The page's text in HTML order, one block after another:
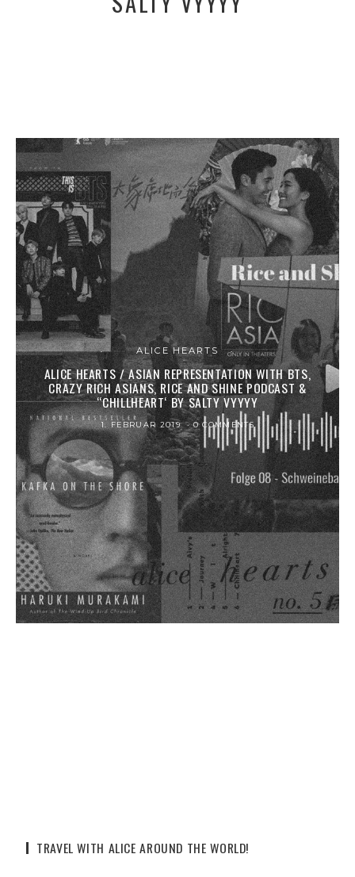
ALICE HEARTS
ALICE HEARTS / ASIAN REPRESENTATION WITH BTS,
CRAZY RICH ASIANS, RICE AND SHINE PODCAST &
“CHILLHEART‘ BY SALTY VYYYY
1. FEBRUAR 2019 0 COMMENTS
TRAVEL WITH ALICE AROUND THE WORLD!